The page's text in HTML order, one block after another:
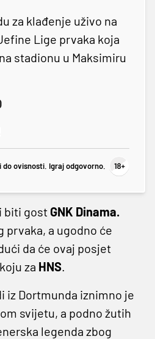
za klađenje uživo na
Lige prvaka koja
stadionu u Maksimiru
ovisnosti. Igraj odgovorno.
biti gost GNK Dinama.
a ugodno će
da će ovaj posjet
za HNS.
iz Dortmunda iznimno je
svijetu, a podno žutih
legenda zbog